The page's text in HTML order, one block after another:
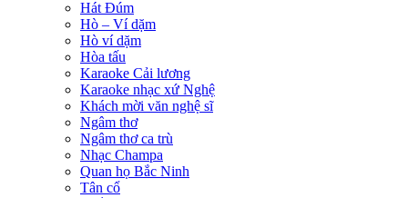
Hát Đúm
Hò – Ví dặm
Hò ví dặm
Hòa tấu
Karaoke Cải lương
Karaoke nhạc xứ Nghệ
Khách mời văn nghệ sĩ
Ngâm thơ
Ngâm thơ ca trù
Nhạc Champa
Quan họ Bắc Ninh
Tân cổ